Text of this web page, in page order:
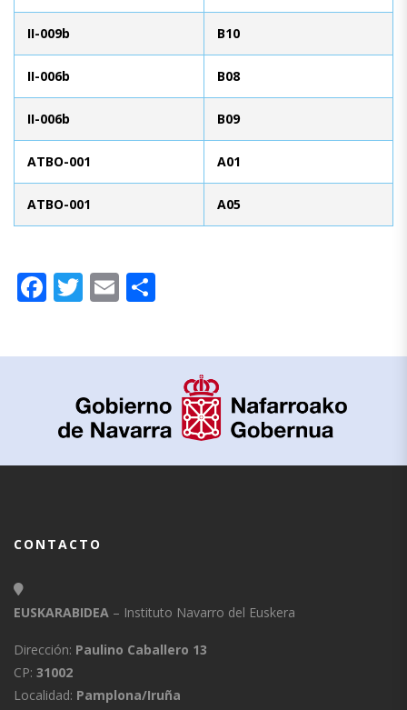
II-009b B10
II-006b B08
II-006b B09
ATBO-001 A01
ATBO-001 A05
Facebook
Twitter
Email
CONTACTO
EUSKARABIDEA – Instituto Navarro del Euskera
Dirección: Paulino Caballero 13
CP: 31002
Localidad: Pamplona/Iruña